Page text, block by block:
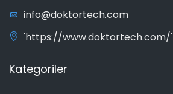
info@doktortech.com
'https://www.doktortech.com/'
Kategoriler